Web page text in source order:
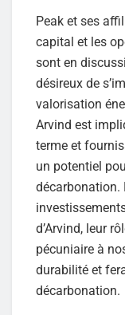
Peak et ses
capital et les
sont en
désireux de
valorisation
Arvind est
terme et
un potentiel
décarbonation.
d’Arvind, leur
pécuniaire à
durabilité et
décarbonation.